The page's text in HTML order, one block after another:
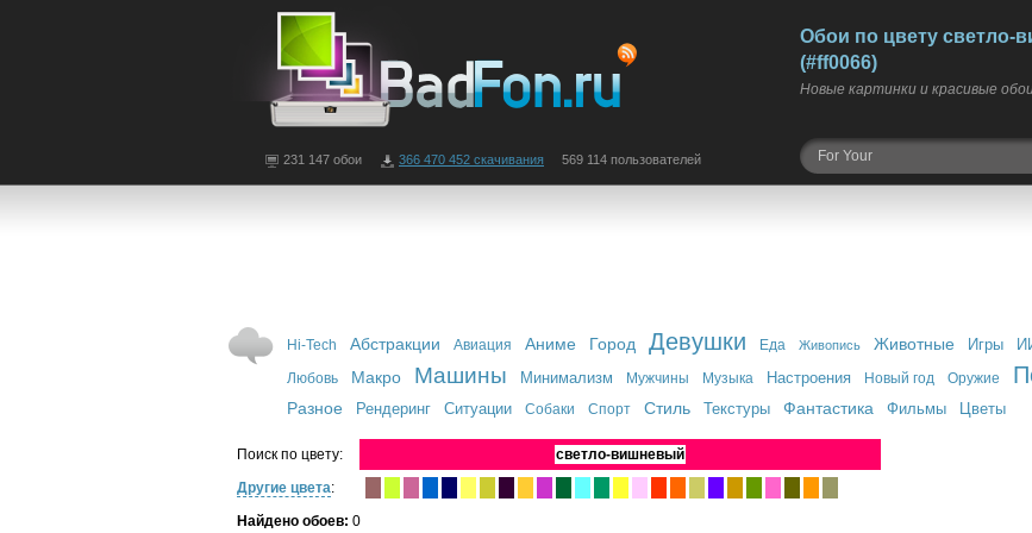
Обои по цвету светло-
(#ff0066)
Новые картинки и красивые
231 147 обои 366 470 452 скачивания 569 114 пользователей
Hi-Tech Абстракции Авиация Аниме Город Девушки Еда Живопись Животные Игры
Любовь Макро Машины Минимализм Мужчины Музыка Настроения Новый год Оружие
Разное Рендеринг Ситуации Собаки Спорт Стиль Текстуры Фантастика Фильмы Цветы
Поиск по цвету:
светло-вишневый
Другие цвета:
Найдено обоев: 0